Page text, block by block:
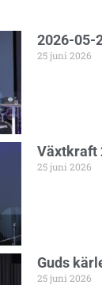
2026-05-
25 juni 2026
Växtkraft
25 juni 2026
Guds
25 juni 2026